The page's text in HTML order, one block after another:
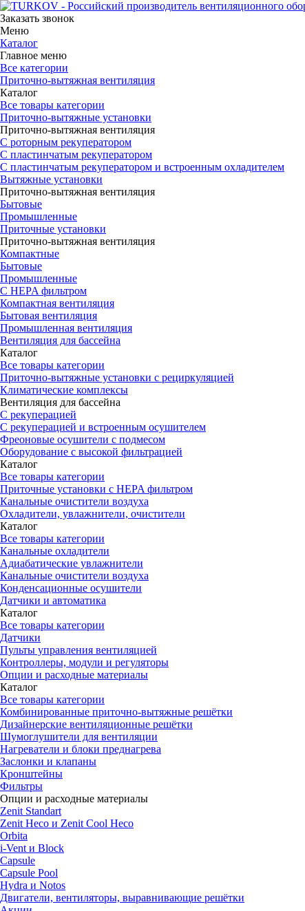
Заказать звонок
Меню
Каталог
Главное меню
Все категории
Приточно-вытяжная вентиляция
Каталог
Все товары категории
Приточно-вытяжные установки
Приточно-вытяжная вентиляция
С роторным рекуператором
С пластинчатым рекуператором
С пластинчатым рекуператором и встроенным охладителем
Вытяжные установки
Приточно-вытяжная вентиляция
Бытовые
Промышленные
Приточные установки
Приточно-вытяжная вентиляция
Компактные
Бытовые
Промышленные
С HEPA фильтром
Компактная вентиляция
Бытовая вентиляция
Промышленная вентиляция
Вентиляция для бассейна
Каталог
Все товары категории
Приточно-вытяжные установки с рециркуляцией
Климатические комплексы
Вентиляция для бассейна
С рекуперацией
С рекуперацией и встроенным осушителем
Фреоновые осушители с подмесом
Оборудование с высокой фильтрацией
Каталог
Все товары категории
Приточные установки c HEPA фильтром
Канальные очистители воздуха
Охладители, увлажнители, очистители
Каталог
Все товары категории
Канальные охладители
Адиабатические увлажнители
Канальные очистители воздуха
Конденсационные осушители
Датчики и автоматика
Каталог
Все товары категории
Датчики
Пульты управления вентиляцией
Контроллеры, модули и регуляторы
Опции и расходные материалы
Каталог
Все товары категории
Комбинированные приточно-вытяжные решётки
Дизайнерские вентиляционные решётки
Шумоглушители для вентиляции
Нагреватели и блоки преднагрева
Заслонки и клапаны
Кронштейны
Фильтры
Опции и расходные материалы
Zenit Standart
Zenit Heco и Zenit Cool Heco
Orbita
i-Vent и Block
Capsule
Capsule Pool
Hydra и Notos
Двигатели, вентиляторы, выравнивающие решётки